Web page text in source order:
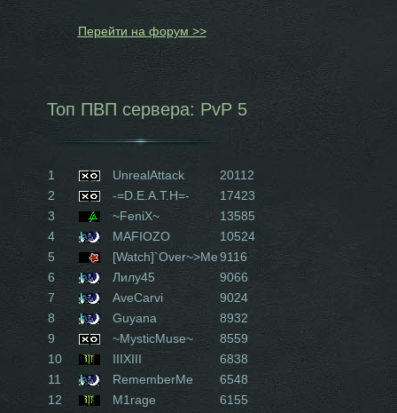
Перейти на форум >>
Топ ПВП сервера: PvP 5
1 UnrealAttack
20112
2
-=D.E.A.T.H=-
17423
3
~FeniX~
13585
4
MAFIOZO
10524
5
[Watch]`Over~>Me9116
6
Лилу45
9066
7
AveCarvi
9024
8
Guyana
8932
9
~MysticMuse~
8559
10
IIIXIII
6838
11
RememberMe
6548
12
M1rage 6155